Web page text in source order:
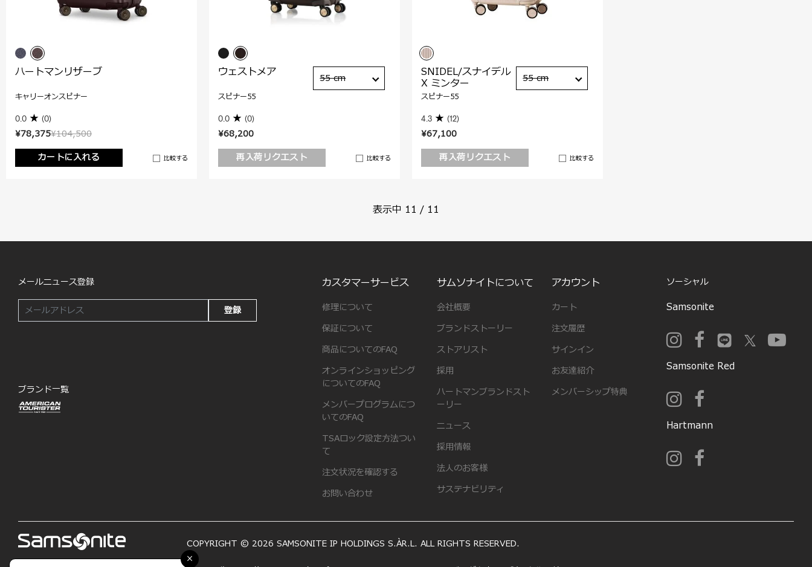
×
¥104,500
¥78,375
カートに入れる
比較する
ハートマンリザーブ
キャリーオンスピナー
0.0 (0)
¥68,200
再入荷リクエスト
比較する
ウェストメア
スピナー55
0.0 (0)
55 cm
¥67,100
再入荷リクエスト
比較する
SNIDEL/スナイデル
X ミンター
スピナー55
4.3 (12)
55 cm
表示中 11 / 11
メールニュース登録
登録
ブランド一覧
カスタマーサービス
修理について
保証について
商品についてのFAQ
オンラインショッピング
についてのFAQ
メンバープログラムにつ
いてのFAQ
TSAロック設定方法つい
て
注文状況を確認する
お問い合わせ
サムソナイトについて
会社概要
ブランドストーリー
ストアリスト
採用
ハートマンブランドスト
ーリー
ニュース
採用情報
法人のお客様
サステナビリティ
アカウント
カート
注文履歴
サインイン
お友達紹介
メンバーシップ特典
ソーシャル
Samsonite
Samsonite Red
Hartmann
COPYRIGHT © 2026 SAMSONITE IP HOLDINGS S.ÀR.L. ALL RIGHTS RESERVED.